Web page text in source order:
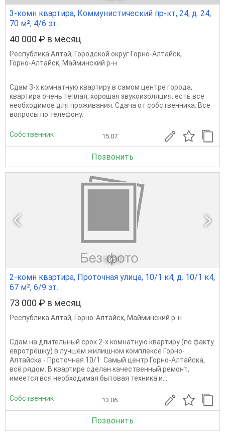
3-комн квартира, Коммунистический пр-кт, 24, д. 24,
70 м², 4/6 эт.
40 000 ₽ в месяц
Республика Алтай, Городской округ Горно-Алтайск,
Горно-Алтайск, Майминский р-н
Сдам 3-х комнатную квартиру в самом центре города,
квартира очень теплая, хорошая звукоизоляция, есть все
необходимое для проживания. Сдача от собственника. Все
вопросы по телефону.
Собственник 15.07
Позвонить
1 из 1
2-комн квартира, Проточная улица, 10/1 к4, д. 10/1 к4,
67 м², 6/9 эт.
73 000 ₽ в месяц
Республика Алтай, Горно-Алтайск, Майминский р-н
Сдам на длительный срок 2-х комнатную квартиру (по факту
евротрёшку) в лучшем жилищном комплексе Горно-
Алтайска - Проточная 10/1. Самый центр Горно-Алтайска,
всё рядом. В квартире сделан качественный ремонт,
имеется вся необходимая бытовая техника и...
Собственник 13.06
Позвонить